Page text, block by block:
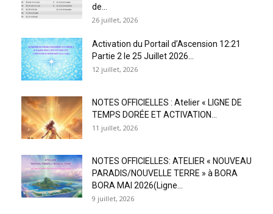
de...
26 juillet, 2026
Activation du Portail d’Ascension 12:21
Partie 2 le 25 Juillet 2026...
12 juillet, 2026
NOTES OFFICIELLES : Atelier « LIGNE DE
TEMPS DORÉE ET ACTIVATION...
11 juillet, 2026
NOTES OFFICIELLES: ATELIER « NOUVEAU
PARADIS/NOUVELLE TERRE » à BORA
BORA MAI 2026(Ligne...
9 juillet, 2026